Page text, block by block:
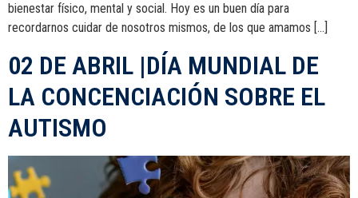
bienestar físico, mental y social. Hoy es un buen día para
recordarnos cuidar de nosotros mismos, de los que amamos […]
02 DE ABRIL |DÍA MUNDIAL DE
LA CONCENCIACIÓN SOBRE EL
AUTISMO